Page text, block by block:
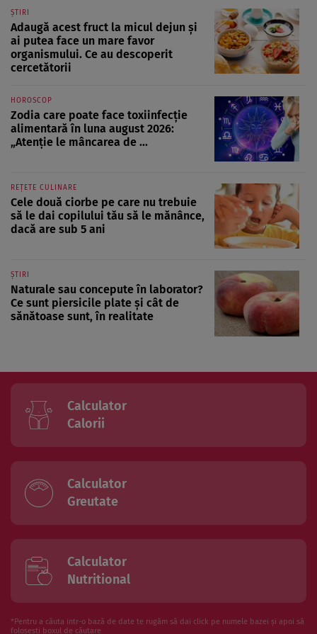
ȘTIRI
Adaugă acest fruct la micul dejun și
ai putea face un mare favor
organismului. Ce au descoperit
cercetătorii
HOROSCOP
Zodia care poate face toxiinfecție
alimentară în luna august 2026:
„Atenție le mâncarea de ...
REȚETE CULINARE
Cele două ciorbe pe care nu trebuie
să le dai copilului tău să le mănânce,
dacă are sub 5 ani
ȘTIRI
Naturale sau concepute în laborator?
Ce sunt piersicile plate și cât de
sănătoase sunt, în realitate
Calculator
Calorii
Calculator
Greutate
Calculator
Nutritional
*Pentru a căuta intr-o bază de date te rugăm să dai click pe numele bazei și apoi să
folosesti boxul de căutare